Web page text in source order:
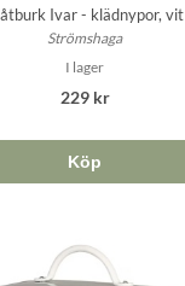
Ivar - klädnypor, vit
Strömshaga
I lager
229 kr
Köp